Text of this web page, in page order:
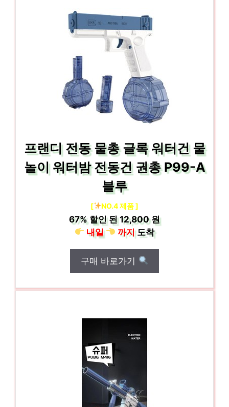
프랜디 전동 물총 글록 워터건 물
놀이 워터밤 전동건 권총 P99-A
블루
[ NO.4 제품 ]
67% 할인 된12,800 원
내일
까지도착
구매 바로가기